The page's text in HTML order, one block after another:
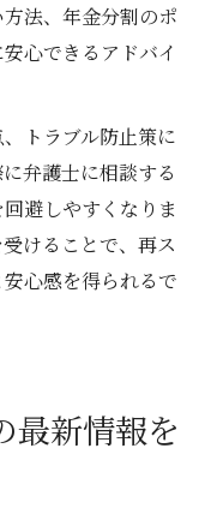
法、年金分割のポ
心できるアドバイ
トラブル防止策に
弁護士に相談する
避しやすくなりま
けることで、再ス
心感を得られるで
最新情報を